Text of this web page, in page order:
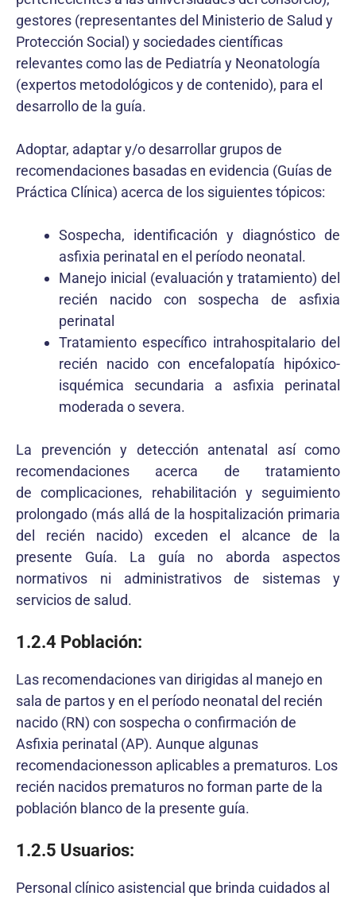
gestores (representantes del Ministerio de Salud y
Protección Social) y sociedades científicas
relevantes como las de Pediatría y Neonatología
(expertos metodológicos y de contenido), para el
desarrollo de la guía.
Adoptar, adaptar y/o desarrollar grupos de
recomendaciones basadas en evidencia (Guías de
Práctica Clínica) acerca de los siguientes tópicos:
Sospecha, identificación y diagnóstico de
asfixia perinatal en el período neonatal.
Manejo inicial (evaluación y tratamiento) del
recién nacido con sospecha de asfixia
perinatal
Tratamiento específico intrahospitalario del
recién nacido con encefalopatía hipóxico-
isquémica secundaria a asfixia perinatal
moderada o severa.
La prevención y detección antenatal así como
recomendaciones acerca de tratamiento
de complicaciones, rehabilitación y seguimiento
prolongado (más allá de la hospitalización primaria
del recién nacido) exceden el alcance de la
presente Guía. La guía no aborda aspectos
normativos ni administrativos de sistemas y
servicios de salud.
1.2.4 Población:
Las recomendaciones van dirigidas al manejo en
sala de partos y en el período neonatal del recién
nacido (RN) con sospecha o confirmación de
Asfixia perinatal (AP). Aunque algunas
recomendacionesson aplicables a prematuros. Los
recién nacidos prematuros no forman parte de la
población blanco de la presente guía.
1.2.5 Usuarios:
Personal clínico asistencial que brinda cuidados al